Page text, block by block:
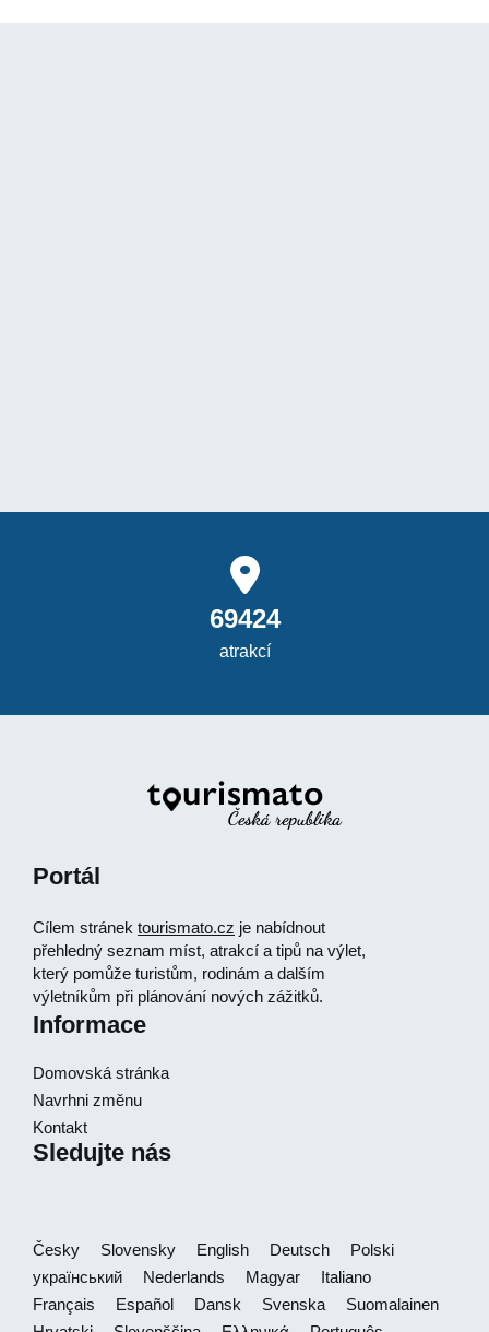
69424
atrakcí
Portál
Cílem stránek tourismato.cz je nabídnout
přehledný seznam míst, atrakcí a tipů na výlet,
který pomůže turistům, rodinám a dalším
výletníkům při plánování nových zážitků.
Informace
Domovská stránka
Navrhni změnu
Kontakt
Sledujte nás
Česky Slovensky English Deutsch
Polski
український
Nederlands Magyar
Italiano
Français
Español Dansk Svenska
Suomalainen